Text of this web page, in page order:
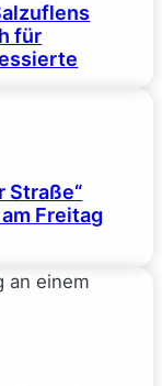
für
Straße“
Freitag